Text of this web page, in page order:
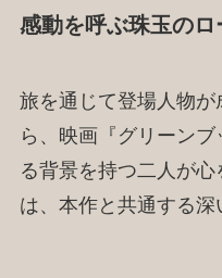
感動を呼ぶ珠玉のロ
旅を通じて登場人物
ら、映画『グリーン
る背景を持つ二人が
は、本作と共通する深